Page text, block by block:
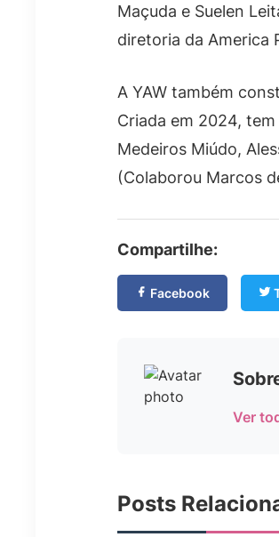
Maçuda e Suelen
diretoria da America
A YAW também
Criada em 2024,
Medeiros Miúdo,
(Colaborou Marcos
Compartilhe:
Facebook
Ver
Posts